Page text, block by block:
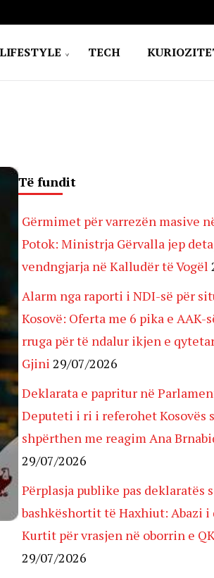
LIFESTYLE TECH
Të fundit
Gërmimet për varrezën masive
Potok: Ministrja Gërvalla jep
vendngjarja në Kalludër të Vogël
Alarm nga raporti i NDI-së për
Kosovë: Oferta me 6 pika e AAK-
rruga për të ndalur ikjen e
Gjini 29/07/2026
Deklarata e papritur në
Deputeti i ri i referohet Kosovës
shpërthen me reagim Ana
29/07/2026
Përplasja publike pas deklaratës
bashkëshortit të Haxhiut: Abazi
Kurtit për vrasjen në oborrin e
29/07/2026